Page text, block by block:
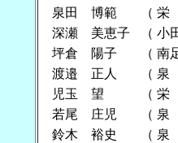
泉田 博範
（ 栄
深瀬 美恵子
（ 小
坪倉 陽子
（ 南
渡邉 正人
（ 泉
児玉 望
（ 栄
若尾 庄児
（ 泉
鈴木 裕史
（ 泉